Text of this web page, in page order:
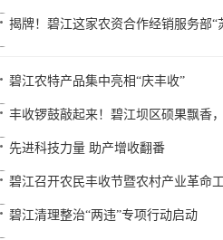
揭牌！碧江这家农资合作经销服务部“
碧江农特产品集中亮相“庆丰收”
丰收锣鼓敲起来！碧江坝区硕果飘香
先进科技力量 助产增收翻番
碧江召开农民丰收节暨农村产业革命
碧江清理整治“两违”专项行动启动